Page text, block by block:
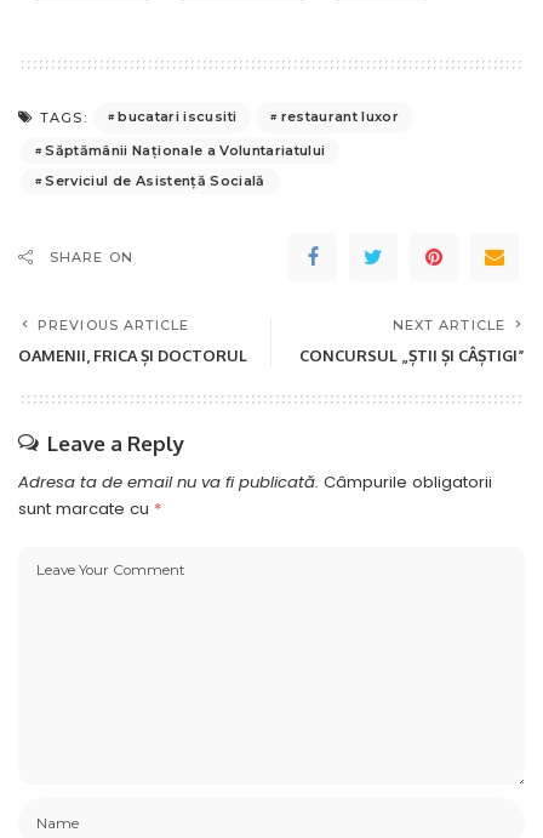
TAGS: bucatari iscusiti
restaurant luxor
Săptămânii Naţionale a Voluntariatului
Serviciul de Asistenţă Socială
SHARE ON
PREVIOUS ARTICLE
OAMENII, FRICA ȘI DOCTORUL
NEXT ARTICLE
CONCURSUL „ȘTII ȘI CÂȘTIGI”
Leave a Reply
Adresa ta de email nu va fi publicată. Câmpurile obligatorii
sunt marcate cu *